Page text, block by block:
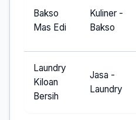
Bakso
Mas Edi
Kuliner -
Bakso
Laundry
Kiloan
Bersih
Jasa -
Laundry